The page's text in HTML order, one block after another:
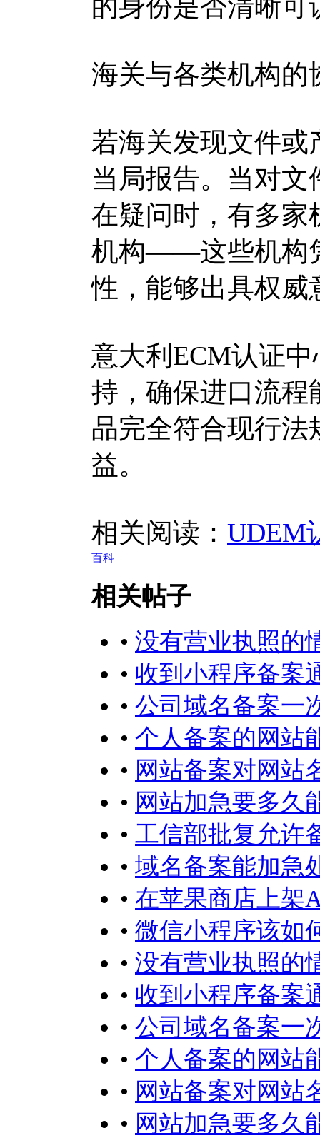
的身份是否清晰
海关与各类机构的
若海关发现文件或
当局报告。当对
在疑问时，有多家
机构——这些机构
性，能够出具权威
意大利ECM认证
持，确保进口流程
品完全符合现行
益。
相关阅读： UDEM
百科
相关帖子
• 没有营业执照的
• 收到小程序备案
• 公司域名备案一
• 个人备案的网站
• 网站备案对网站
• 网站加急要多久
• 工信部批复允许
• 域名备案能加急
• 在苹果商店上架
• 微信小程序该如
• 没有营业执照的
• 收到小程序备案
• 公司域名备案一
• 个人备案的网站
• 网站备案对网站
• 网站加急要多久